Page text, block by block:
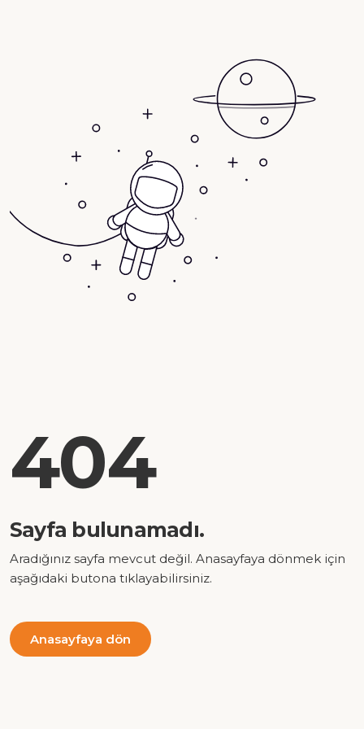
404
Sayfa bulunamadı.
Aradığınız sayfa mevcut değil. Anasayfaya dönmek için
aşağıdaki butona tıklayabilirsiniz.
Anasayfaya dön